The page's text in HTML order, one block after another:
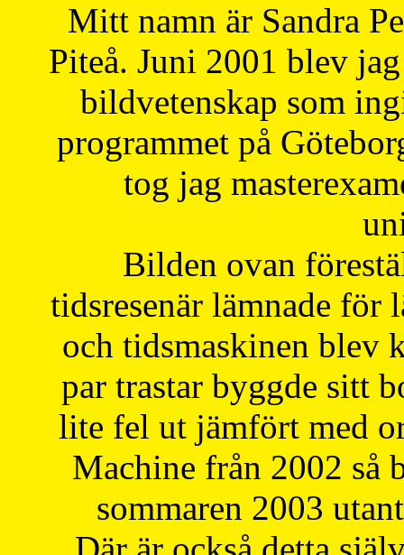
Mitt namn är Sandra
Piteå. Juni 2001 blev
bildvetenskap som
programmet på
tog jag
Bilden ovan
tidsresenär lämnade för
och tidsmaskinen blev
par trastar byggde sitt
lite fel ut jämfört med
Machine från 2002 så
sommaren 2003